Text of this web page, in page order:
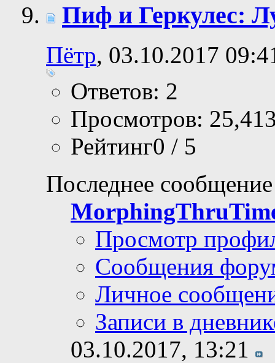
Пиф и Геркулес:
Пётр, 03.10.2017
Ответов: 2
Просмотров:
Рейтинг0 / 5
Последнее
Просмотр
Сообщения
Личное
Записи в
03.10.2017, 13:21